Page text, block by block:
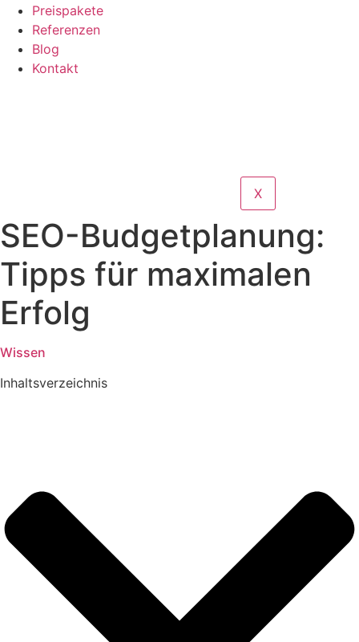
Preispakete
Referenzen
Blog
Kontakt
X
SEO-Budgetplanung:
Tipps für maximalen
Erfolg
Wissen
Inhaltsverzeichnis